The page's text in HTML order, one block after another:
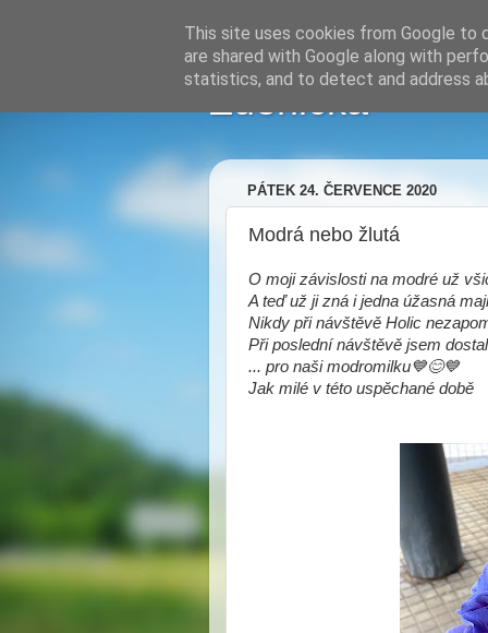
Zdenička
PÁTEK 24. ČERVENCE 2020
Modrá nebo žlutá
O moji závislosti na modré už
A teď už ji zná i jedna úžasná
Nikdy při návštěvě Holic
Při poslední návštěvě jsem
... pro naši modromilku💙😊💙
Jak milé v této uspěchané době
This site uses cookies from Google to
are shared with Google along with
statistics, and to detect and address